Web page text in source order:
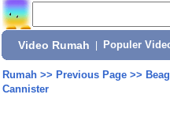
Video Rumah Populer
Rumah>> Previous Page>>
Cannister